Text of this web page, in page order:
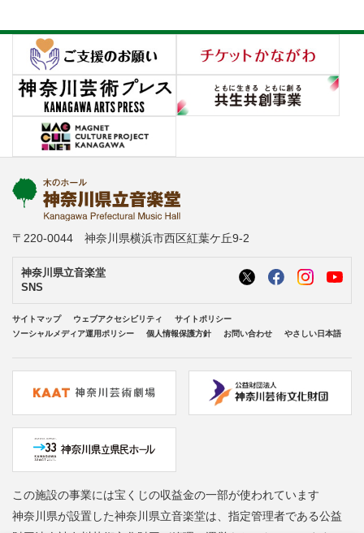
〒220-0044 神奈川県横浜市西区紅葉ケ丘9-2
神奈川県立音楽堂
SNS
サイトマップ ウェブアクセシビリティ
サイトポリシー
ソーシャルメディア運用ポリシー
個人情報保護方針 お問い合わせ やさしい日本語
この施設の事業には宝くじの収益金の一部が使われています
神奈川県が設置した神奈川県立音楽堂は、指定管理者である公益